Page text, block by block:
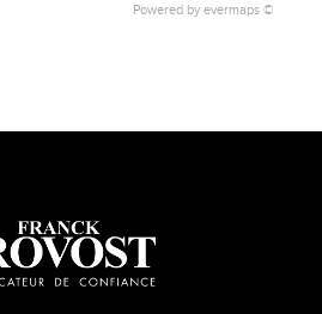
Powered by evermaps ©